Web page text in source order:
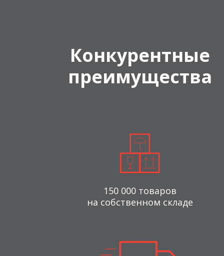
Конкурентные
преимущества
150 000 товаров
на собственном складе